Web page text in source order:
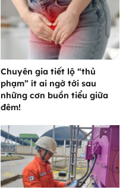
Chuyên gia tiết lộ “thủ
phạm” ít ai ngờ tới sau
những cơn buồn tiểu giữa
đêm!